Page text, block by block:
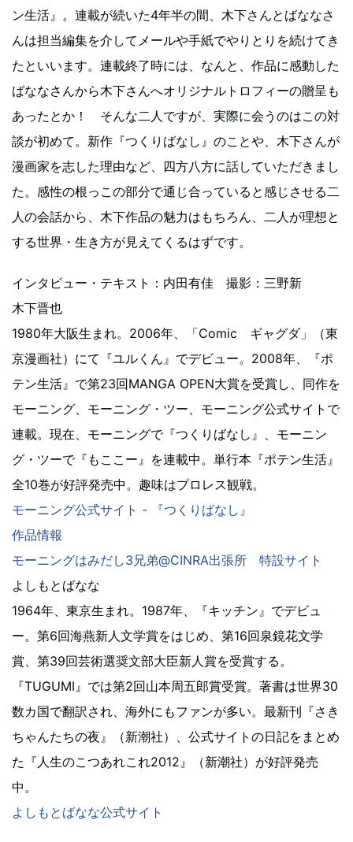
ン生活』。連載が続いた4年半の間、木下さんとばななさ
んは担当編集を介してメールや手紙でやりとりを続けてき
たといいます。連載終了時には、なんと、作品に感動した
ばななさんから木下さんへオリジナルトロフィーの贈呈も
あったとか！ そんな二人ですが、実際に会うのはこの対
談が初めて。新作『つくりばなし』のことや、木下さんが
漫画家を志した理由など、四方八方に話していただきまし
た。感性の根っこの部分で通じ合っていると感じさせる二
人の会話から、木下作品の魅力はもちろん、二人が理想と
する世界・生き方が見えてくるはずです。
インタビュー・テキスト：内田有佳 撮影：三野新
木下晋也
1980年大阪生まれ。2006年、「Comic ギャグダ」（東
京漫画社）にて『ユルくん』でデビュー。2008年、『ポ
テン生活』で第23回MANGA OPEN大賞を受賞し、同作を
モーニング、モーニング・ツー、モーニング公式サイトで
連載。現在、モーニングで『つくりばなし』、モーニン
グ・ツーで『もここー』を連載中。単行本『ポテン生活』
全10巻が好評発売中。趣味はプロレス観戦。
モーニング公式サイト - 『つくりばなし』
作品情報
モーニングはみだし3兄弟@CINRA出張所 特設サイト
よしもとばなな
1964年、東京生まれ。1987年、『キッチン』でデビュ
ー。第6回海燕新人文学賞をはじめ、第16回泉鏡花文学
賞、第39回芸術選奨文部大臣新人賞を受賞する。
『TUGUMI』では第2回山本周五郎賞受賞。著書は世界30
数カ国で翻訳され、海外にもファンが多い。最新刊『さき
ちゃんたちの夜』（新潮社）、公式サイトの日記をまとめ
た『人生のこつあれこれ2012』（新潮社）が好評発売
中。
よしもとばなな公式サイト